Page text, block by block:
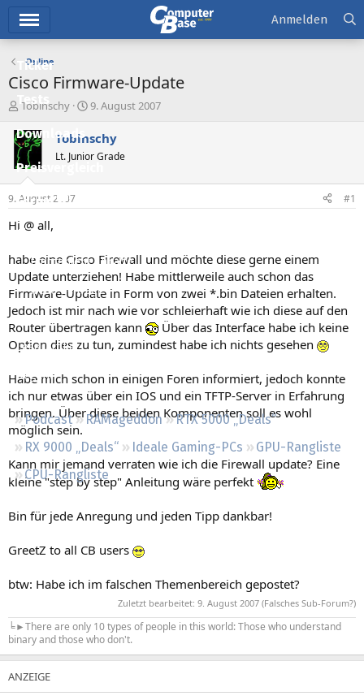
Ticker
Tests
Downloads
Preisvergleich
Forum
Aktuelles
Empfohlene Inhalte
Neue Beiträge
Neueste Aktivitäten
Leserartikel
Regeln
Podcast RAMageddon
RTX 5000 „Deals“
RX 9000 „Deals“
Ideale Gaming-PCs
GPU-Rangliste
CPU-Rangliste
Anmelden
Online
Cisco Firmware-Update
E
s
t
e
l
e
Tobinschy
E
s
e
t
9. August 2007
Tobinschy
Lt. Junior Grade
9. August 2007 #1
Hi @ all,
habe eine Cisco Firewall und möchte diese gerne einem
Update unterziehen! Habe mittlerweile auch schon das
Firmware-Update in Form von zwei *.bin Dateien erhalten.
Jedoch ist mir nach wie vor schleierhaft wie ich diese auf den
Router übertragen kann
Über das Interface habe ich keine
Option dies zu tun, zumindest habe ich nichts gesehen
Habe mich schon in einigen Foren informiert, jedoch konnte
ich nur etwas über ein IOS und ein TFTP-Server in Erfahrung
bringen. Über diese beiden Komponenten soll es wohl
möglich sein.
Kann mir jemand verraten wie ich die Firewall update? Eine
kleine "step by step" Anleitung wäre perfekt
Bin für jede Anregung und jeden Tipp dankbar!
GreetZ to all CB users
btw: Habe ich im falschen Themenbereich gepostet?
Zuletzt bearbeitet: 9. August 2007 (Falsches Sub-Forum?)
╘►There are only 10 types of people in this world: Those who understand
binary and those who don't.